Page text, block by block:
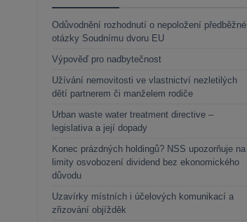
Odůvodnění rozhodnutí o nepoložení předběžné
otázky Soudnímu dvoru EU
Výpověď pro nadbytečnost
Užívání nemovitosti ve vlastnictví nezletilých
dětí partnerem či manželem rodiče
Urban waste water treatment directive –
legislativa a její dopady
Konec prázdných holdingů? NSS upozorňuje na
limity osvobození dividend bez ekonomického
důvodu
Uzavírky místních i účelových komunikací a
zřizování objížděk